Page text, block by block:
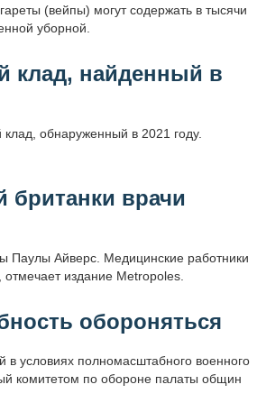
(вейпы) могут содержать в тысячи
уборной.
клад, найденный в
обнаруженный в 2021 году.
британки врачи
Паулы Айверс. Медицинские работники
издание Metropoles.
обороняться
условиях полномасштабного военного
комитетом по обороне палаты общин